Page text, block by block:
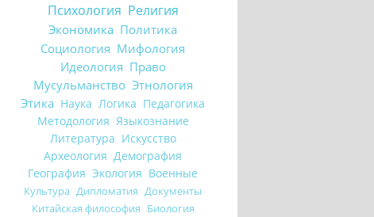
Психология Религия
Экономика Политика
Социология Мифология
Идеология Право
Мусульманство Этнология
Этика Наука Логика Педагогика
Методология Языкознание
Литература Искусство
Археология Демография
География Экология Военные
Культура Дипломатия Документы
Китайская философия Биология